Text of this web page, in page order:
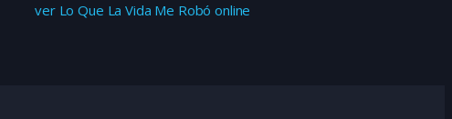
ver Lo Que La Vida Me Robó online